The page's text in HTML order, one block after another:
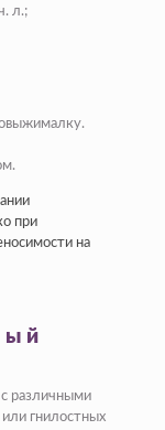
л.;
при
на
различными
гнилостных